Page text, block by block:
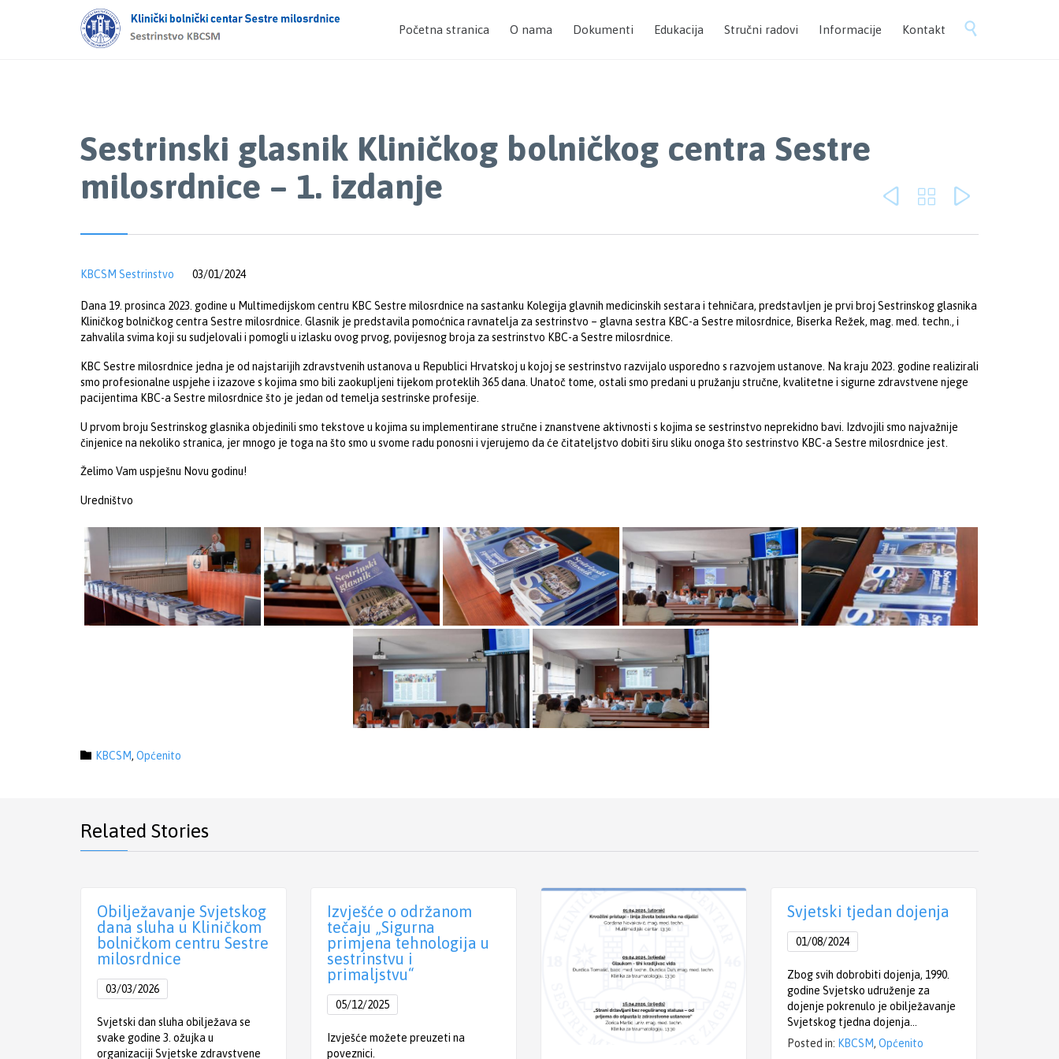
Skip
Početna stranica O nama Dokumenti Edukacija Stručni radovi Informacije Kontakt 
Sestrinski glasnik Kliničkog bolničkog centra Sestre
milosrdnice – 1. izdanje
  
KBCSM Sestrinstvo 03/01/2024
Dana 19. prosinca 2023. godine u Multimedijskom centru KBC Sestre milosrdnice na sastanku Kolegija glavnih medicinskih sestara i tehničara, predstavljen je prvi broj Sestrinskog glasnika
Kliničkog bolničkog centra Sestre milosrdnice. Glasnik je predstavila pomoćnica ravnatelja za sestrinstvo – glavna sestra KBC-a Sestre milosrdnice, Biserka Režek, mag. med. techn., i
zahvalila svima koji su sudjelovali i pomogli u izlasku ovog prvog, povijesnog broja za sestrinstvo KBC-a Sestre milosrdnice.
KBC Sestre milosrdnice jedna je od najstarijih zdravstvenih ustanova u Republici Hrvatskoj u kojoj se sestrinstvo razvijalo usporedno s razvojem ustanove. Na kraju 2023. godine realizirali
smo profesionalne uspjehe i izazove s kojima smo bili zaokupljeni tijekom proteklih 365 dana. Unatoč tome, ostali smo predani u pružanju stručne, kvalitetne i sigurne zdravstvene njege
pacijentima KBC-a Sestre milosrdnice što je jedan od temelja sestrinske profesije.
U prvom broju Sestrinskog glasnika objedinili smo tekstove u kojima su implementirane stručne i znanstvene aktivnosti s kojima se sestrinstvo neprekidno bavi. Izdvojili smo najvažnije
činjenice na nekoliko stranica, jer mnogo je toga na što smo u svome radu ponosni i vjerujemo da će čitateljstvo dobiti širu sliku onoga što sestrinstvo KBC-a Sestre milosrdnice jest.
Želimo Vam uspješnu Novu godinu!
Uredništvo
 Category
KBCSM, Općenito
Related Stories
Obilježavanje Svjetskog
dana sluha u Kliničkom
bolničkom centru Sestre
milosrdnice
03/03/2026
Svjetski dan sluha obilježava se
svake godine 3. ožujka u
organizaciji Svjetske zdravstvene
Izvješće o održanom
tečaju „Sigurna
primjena tehnologija u
sestrinstvu i
primaljstvu“
05/12/2025
Izvješće možete preuzeti na
poveznici.
Svjetski tjedan dojenja
01/08/2024
Zbog svih dobrobiti dojenja, 1990.
godine Svjetsko udruženje za
dojenje pokrenulo je obilježavanje
Svjetskog tjedna dojenja…
Posted in: KBCSM, Općenito